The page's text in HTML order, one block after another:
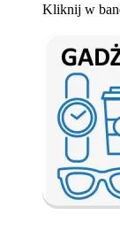
Kliknij w